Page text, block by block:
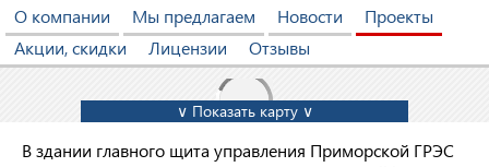
О компании Мы предлагаем Новости
Проекты
Акции, скидки
Лицензии Отзывы
∨ Показать карту ∨
В здании главного щита управления Приморской ГРЭС